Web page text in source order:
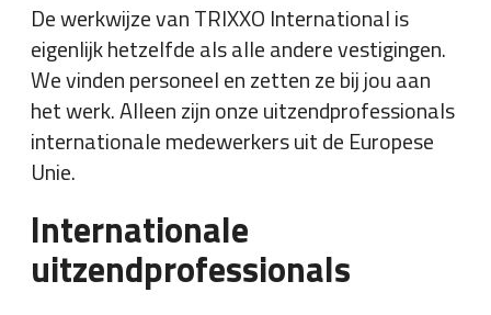
De werkwijze van TRIXXO International is
eigenlijk hetzelfde als alle andere vestigingen.
We vinden personeel en zetten ze bij jou aan
het werk. Alleen zijn onze uitzendprofessionals
internationale medewerkers uit de Europese
Unie.
Internationale
uitzendprofessionals